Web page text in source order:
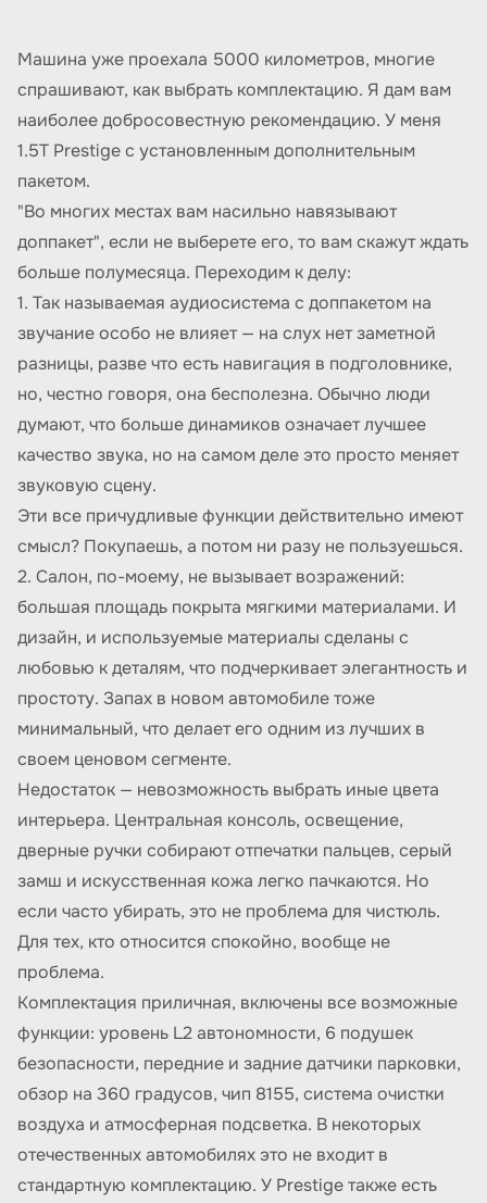
Машина уже проехала 5000 километров, многие
спрашивают, как выбрать комплектацию. Я дам вам
наиболее добросовестную рекомендацию. У меня
1.5T Prestige с установленным дополнительным
пакетом.
"Во многих местах вам насильно навязывают
доппакет", если не выберете его, то вам скажут ждать
больше полумесяца. Переходим к делу:
1. Так называемая аудиосистема с доппакетом на
звучание особо не влияет — на слух нет заметной
разницы, разве что есть навигация в подголовнике,
но, честно говоря, она бесполезна. Обычно люди
думают, что больше динамиков означает лучшее
качество звука, но на самом деле это просто меняет
звуковую сцену.
Эти все причудливые функции действительно имеют
смысл? Покупаешь, а потом ни разу не пользуешься.
2. Салон, по-моему, не вызывает возражений:
большая площадь покрыта мягкими материалами. И
дизайн, и используемые материалы сделаны с
любовью к деталям, что подчеркивает элегантность и
простоту. Запах в новом автомобиле тоже
минимальный, что делает его одним из лучших в
своем ценовом сегменте.
Недостаток — невозможность выбрать иные цвета
интерьера. Центральная консоль, освещение,
дверные ручки собирают отпечатки пальцев, серый
замш и искусственная кожа легко пачкаются. Но
если часто убирать, это не проблема для чистюль.
Для тех, кто относится спокойно, вообще не
проблема.
Комплектация приличная, включены все возможные
функции: уровень L2 автономности, 6 подушек
безопасности, передние и задние датчики парковки,
обзор на 360 градусов, чип 8155, система очистки
воздуха и атмосферная подсветка. В некоторых
отечественных автомобилях это не входит в
стандартную комплектацию. У Prestige также есть